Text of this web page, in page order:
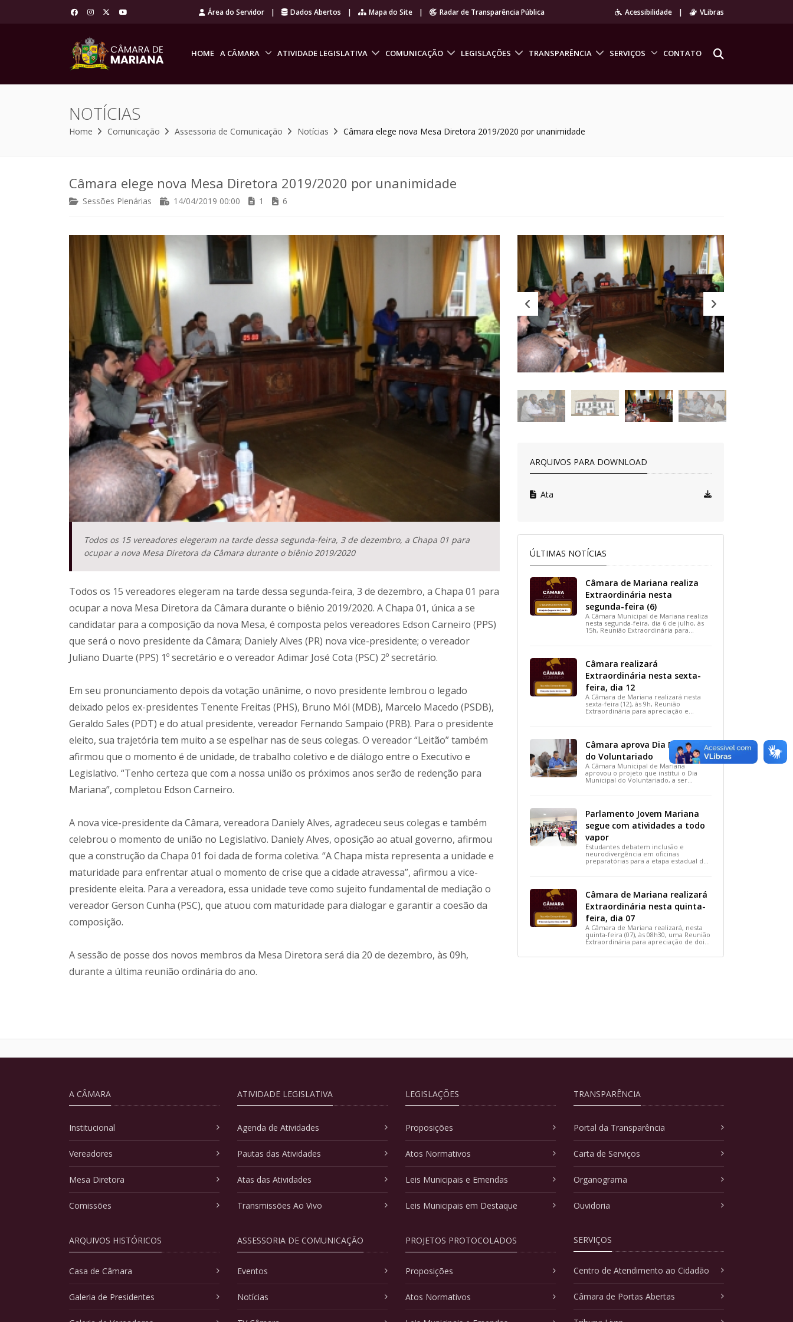
Área do Servidor | Dados Abertos | Mapa do Site | Radar de Transparência Pública Acessibilidade | VLibras
HOME A CÂMARA ATIVIDADE LEGISLATIVA COMUNICAÇÃO LEGISLAÇÕES TRANSPARÊNCIA SERVIÇOS CONTATO
NOTÍCIAS
Home Comunicação Assessoria de Comunicação Notícias Câmara elege nova Mesa Diretora 2019/2020 por unanimidade
Câmara elege nova Mesa Diretora 2019/2020 por unanimidade
Sessões Plenárias 14/04/2019 00:00 1 6
Todos os 15 vereadores elegeram na tarde dessa segunda-feira, 3 de dezembro, a Chapa 01 para
ocupar a nova Mesa Diretora da Câmara durante o biênio 2019/2020
Todos os 15 vereadores elegeram na tarde dessa segunda-feira, 3 de dezembro, a Chapa 01 para
ocupar a nova Mesa Diretora da Câmara durante o biênio 2019/2020. A Chapa 01, única a se
candidatar para a composição da nova Mesa, é composta pelos vereadores Edson Carneiro (PPS)
que será o novo presidente da Câmara; Daniely Alves (PR) nova vice-presidente; o vereador
Juliano Duarte (PPS) 1º secretário e o vereador Adimar José Cota (PSC) 2º secretário.
Em seu pronunciamento depois da votação unânime, o novo presidente lembrou o legado
deixado pelos ex-presidentes Tenente Freitas (PHS), Bruno Mól (MDB), Marcelo Macedo (PSDB),
Geraldo Sales (PDT) e do atual presidente, vereador Fernando Sampaio (PRB). Para o presidente
eleito, sua trajetória tem muito a se espelhar nas de seus colegas. O vereador “Leitão” também
afirmou que o momento é de unidade, de trabalho coletivo e de diálogo entre o Executivo e
Legislativo. “Tenho certeza que com a nossa união os próximos anos serão de redenção para
Mariana”, completou Edson Carneiro.
A nova vice-presidente da Câmara, vereadora Daniely Alves, agradeceu seus colegas e também
celebrou o momento de união no Legislativo. Daniely Alves, oposição ao atual governo, afirmou
que a construção da Chapa 01 foi dada de forma coletiva. “A Chapa mista representa a unidade e
maturidade para enfrentar atual o momento de crise que a cidade atravessa”, afirmou a vice-
presidente eleita. Para a vereadora, essa unidade teve como sujeito fundamental de mediação o
vereador Gerson Cunha (PSC), que atuou com maturidade para dialogar e garantir a coesão da
composição.
A sessão de posse dos novos membros da Mesa Diretora será dia 20 de dezembro, às 09h,
durante a última reunião ordinária do ano.
ARQUIVOS PARA DOWNLOAD
Ata
ÚLTIMAS NOTÍCIAS
Câmara de Mariana realiza
Extraordinária nesta
segunda-feira (6)
A Câmara Municipal de Mariana realiza
nesta segunda-feira, dia 6 de julho, às
15h, Reunião Extraordinária para
apreciação de importantes projetos de
Câmara realizará
Extraordinária nesta sexta-
feira, dia 12
A Câmara de Mariana realizará nesta
sexta-feira (12), às 9h, Reunião
Extraordinária para apreciação e
votação de projetos de interesse
Câmara aprova Dia Municipal
do Voluntariado
A Câmara Municipal de Mariana
aprovou o projeto que institui o Dia
Municipal do Voluntariado, a ser
celebrado em 28 de agosto. A medida,
cidade.
Parlamento Jovem Mariana
segue com atividades a todo
vapor
Estudantes debatem inclusão e
neurodivergência em oficinas
preparatórias para a etapa estadual de
2026.
Câmara de Mariana realizará
Extraordinária nesta quinta-
feira, dia 07
A Câmara de Mariana realizará, nesta
quinta-feira (07), às 08h30, uma Reunião
Extraordinária para apreciação de dois
importantes projetos de interesse do
município.
A CÂMARA
Institucional
Vereadores
Mesa Diretora
Comissões
ARQUIVOS HISTÓRICOS
Casa de Câmara
Galeria de Presidentes
ATIVIDADE LEGISLATIVA
Agenda de Atividades
Pautas das Atividades
Atas das Atividades
Transmissões Ao Vivo
ASSESSORIA DE COMUNICAÇÃO
Eventos
Notícias
LEGISLAÇÕES
Proposições
Atos Normativos
Leis Municipais e Emendas
Leis Municipais em Destaque
PROJETOS PROTOCOLADOS
Proposições
Atos Normativos
TRANSPARÊNCIA
Portal da Transparência
Carta de Serviços
Organograma
Ouvidoria
SERVIÇOS
Centro de Atendimento ao Cidadão
Câmara de Portas Abertas